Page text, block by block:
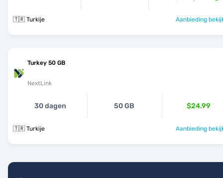
🇹🇷 Turkije Aanbieding
Turkey 50 GB
NextLink
30 dagen 50 GB $24.99
🇹🇷 Turkije Aanbieding